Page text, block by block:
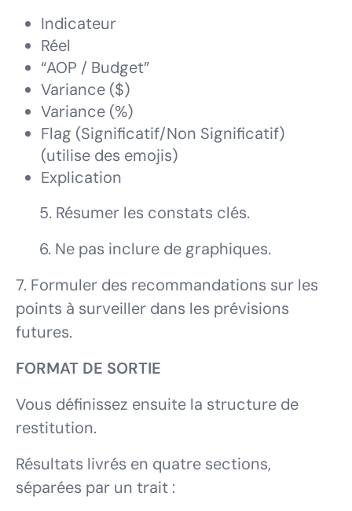
Indicateur
Réel
“AOP / Budget”
Variance ($)
Variance (%)
Flag (Significatif/Non Significatif)
(utilise des emojis)
Explication
5. Résumer les constats clés.
6. Ne pas inclure de graphiques.
7. Formuler des recommandations sur les
points à surveiller dans les prévisions
futures.
FORMAT DE SORTIE
Vous définissez ensuite la structure de
restitution.
Résultats livrés en quatre sections,
séparées par un trait :